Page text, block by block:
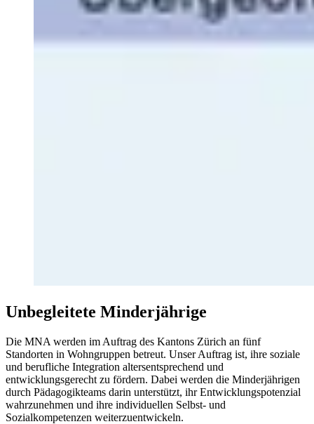
Unbegleitete Minderjährige
Die MNA werden im Auftrag des Kantons Zürich an fünf
Standorten in Wohngruppen betreut. Unser Auftrag ist, ihre soziale
und berufliche Integration altersentsprechend und
entwicklungsgerecht zu fördern. Dabei werden die Minderjährigen
durch Pädagogikteams darin unterstützt, ihr Entwicklungspotenzial
wahrzunehmen und ihre individuellen Selbst- und
Sozialkompetenzen weiterzuentwickeln.